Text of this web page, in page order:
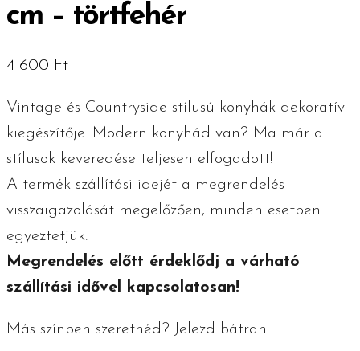
cm – törtfehér
4 600 Ft
Vintage és Countryside stílusú konyhák dekoratív
kiegészítője. Modern konyhád van? Ma már a
stílusok keveredése teljesen elfogadott!
A termék szállítási idejét a megrendelés
visszaigazolását megelőzően, minden esetben
egyeztetjük.
Megrendelés előtt érdeklődj a várható
szállítási idővel kapcsolatosan!
Más színben szeretnéd? Jelezd bátran!